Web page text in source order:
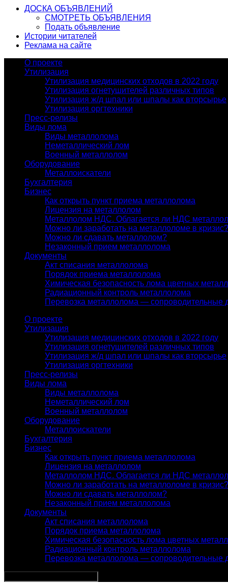
ДОСКА ОБЪЯВЛЕНИЙ
СМОТРЕТЬ ОБЪЯВЛЕНИЯ
Подать объявление
Истории читателей
Реклама на сайте
О проекте
Утилизация
Утилизация медицинских отходов в 2022 году
Утилизация огнетушителей различных типов
Утилизация ж/д шпал или шпалы как вторсырье
Утилизация оргтехники
Пресс-релизы
Виды лома
Виды металлолома
Неметаллический лом
Военный металлолом
Оборудование
Металлоискатели
Бухгалтерия
Бизнес
Как открыть пункт приема металлолома
Лицензия на металлолом
Металлолом НДС. Облагается ли НДС
Можно ли заработать на металлоломе в кризис?
Можно ли сдавать металлолом?
Незаконный прием металлолома
Документы
Акт списания металлолома
Порядок приема металлолома
Химическая безопасность лома цветных
Радиационный контроль металлолома
Перевозка металлолома — сопроводительные
О проекте
Утилизация
Утилизация медицинских отходов в 2022 году
Утилизация огнетушителей различных типов
Утилизация ж/д шпал или шпалы как вторсырье
Утилизация оргтехники
Пресс-релизы
Виды лома
Виды металлолома
Неметаллический лом
Военный металлолом
Оборудование
Металлоискатели
Бухгалтерия
Бизнес
Как открыть пункт приема металлолома
Лицензия на металлолом
Металлолом НДС. Облагается ли НДС
Можно ли заработать на металлоломе в кризис?
Можно ли сдавать металлолом?
Незаконный прием металлолома
Документы
Акт списания металлолома
Порядок приема металлолома
Химическая безопасность лома цветных
Радиационный контроль металлолома
Перевозка металлолома — сопроводительные